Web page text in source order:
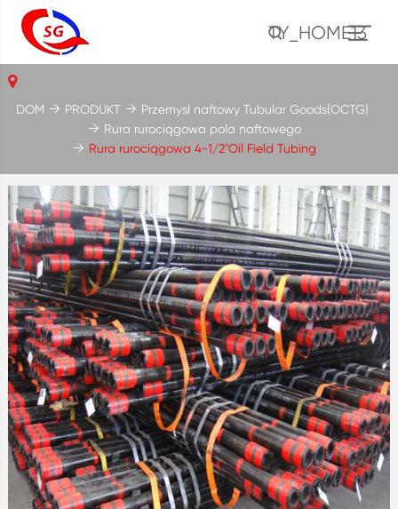
TY_HOME13
DOM PRODUKT
Przemysł naftowy Tubular Goods(OCTG)
Rura rurociągowa pola naftowego
Rura rurociągowa 4-1/2''Oil Field Tubing